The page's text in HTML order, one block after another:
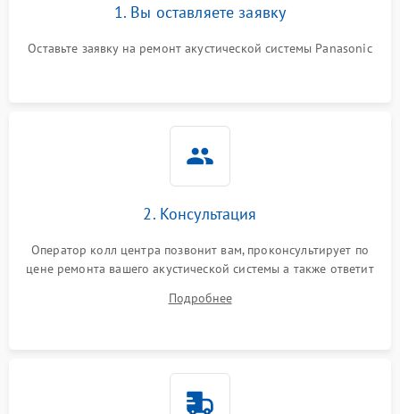
1. Вы оставляете заявку
Оставьте заявку на ремонт акустической системы Panasonic
2. Консультация
Оператор колл центра позвонит вам, проконсультирует по
цене ремонта вашего акустической системы а также ответит
Подробнее